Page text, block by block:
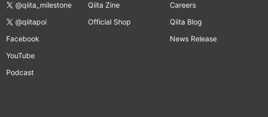
@qiita_milestone
@qiitapoi
Facebook
YouTube
Podcast
Qiita Zine
Official Shop
Careers
Qiita Blog
News Release